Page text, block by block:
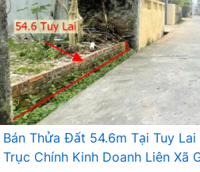
Bán Thửa Đất 54.6m Tại Tuy
Trục Chính Kinh Doanh Liên Xã